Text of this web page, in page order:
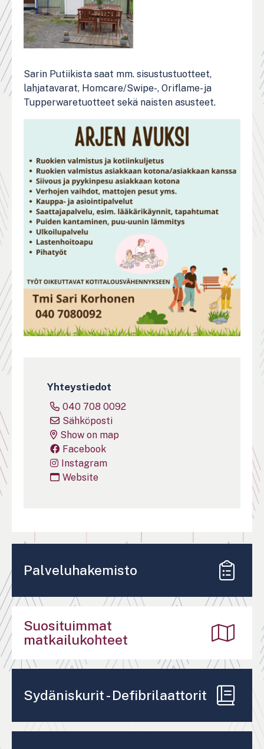
Sarin Putiikista saat mm. sisustustuotteet,
lahjatavarat, Homcare/Swipe-, Oriflame- ja
Tupperwaretuotteet sekä naisten asusteet.
Yhteystiedot
040 708 0092
Sähköposti
Show on map
Facebook
Instagram
Website
Palveluhakemisto
Suosituimmat
matkailukohteet
Sydäniskurit - Defibrilaattorit